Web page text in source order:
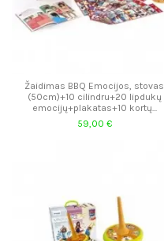
Žaidimas BBQ Emocijos, stovas
(50cm)+10 cilindru+20 lipdukų
emocijų+plakatas+10 kortų...
59,00 €